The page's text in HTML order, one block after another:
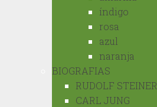
índigo
rosa
azul
naranja
BIOGRAFIAS
RUDOLF STEINER
CARL JUNG